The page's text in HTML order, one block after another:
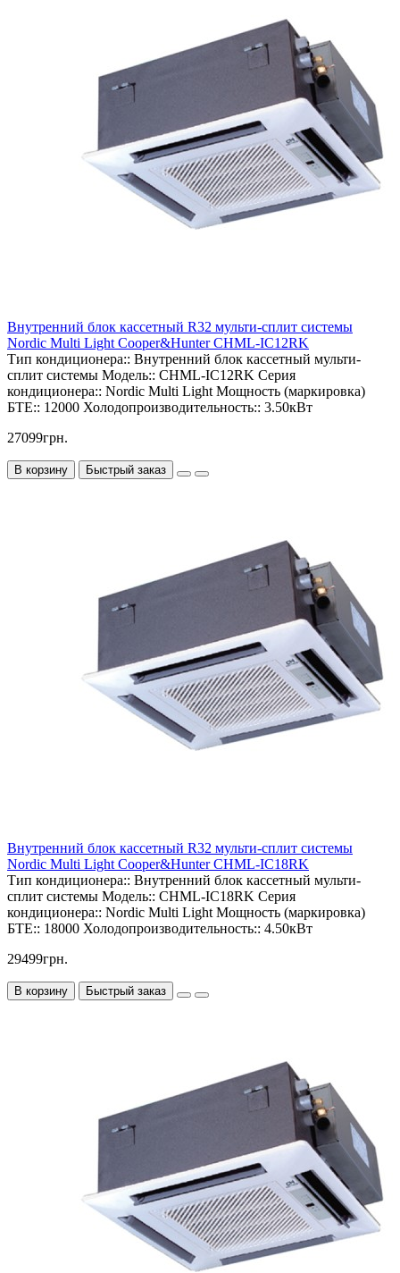
Внутренний блок кассетный R32 мульти-сплит системы
Nordic Multi Light Cooper&Hunter CHML-IC12RK
Тип кондиционера:: Внутренний блок кассетный мульти-
сплит системы Модель:: CHML-IC12RK Серия
кондиционера:: Nordic Multi Light Мощность (маркировка)
БТЕ:: 12000 Холодопроизводительность:: 3.50кВт
27099грн.
В корзину Быстрый заказ
Внутренний блок кассетный R32 мульти-сплит системы
Nordic Multi Light Cooper&Hunter CHML-IC18RK
Тип кондиционера:: Внутренний блок кассетный мульти-
сплит системы Модель:: CHML-IC18RK Серия
кондиционера:: Nordic Multi Light Мощность (маркировка)
БТЕ:: 18000 Холодопроизводительность:: 4.50кВт
29499грн.
В корзину Быстрый заказ